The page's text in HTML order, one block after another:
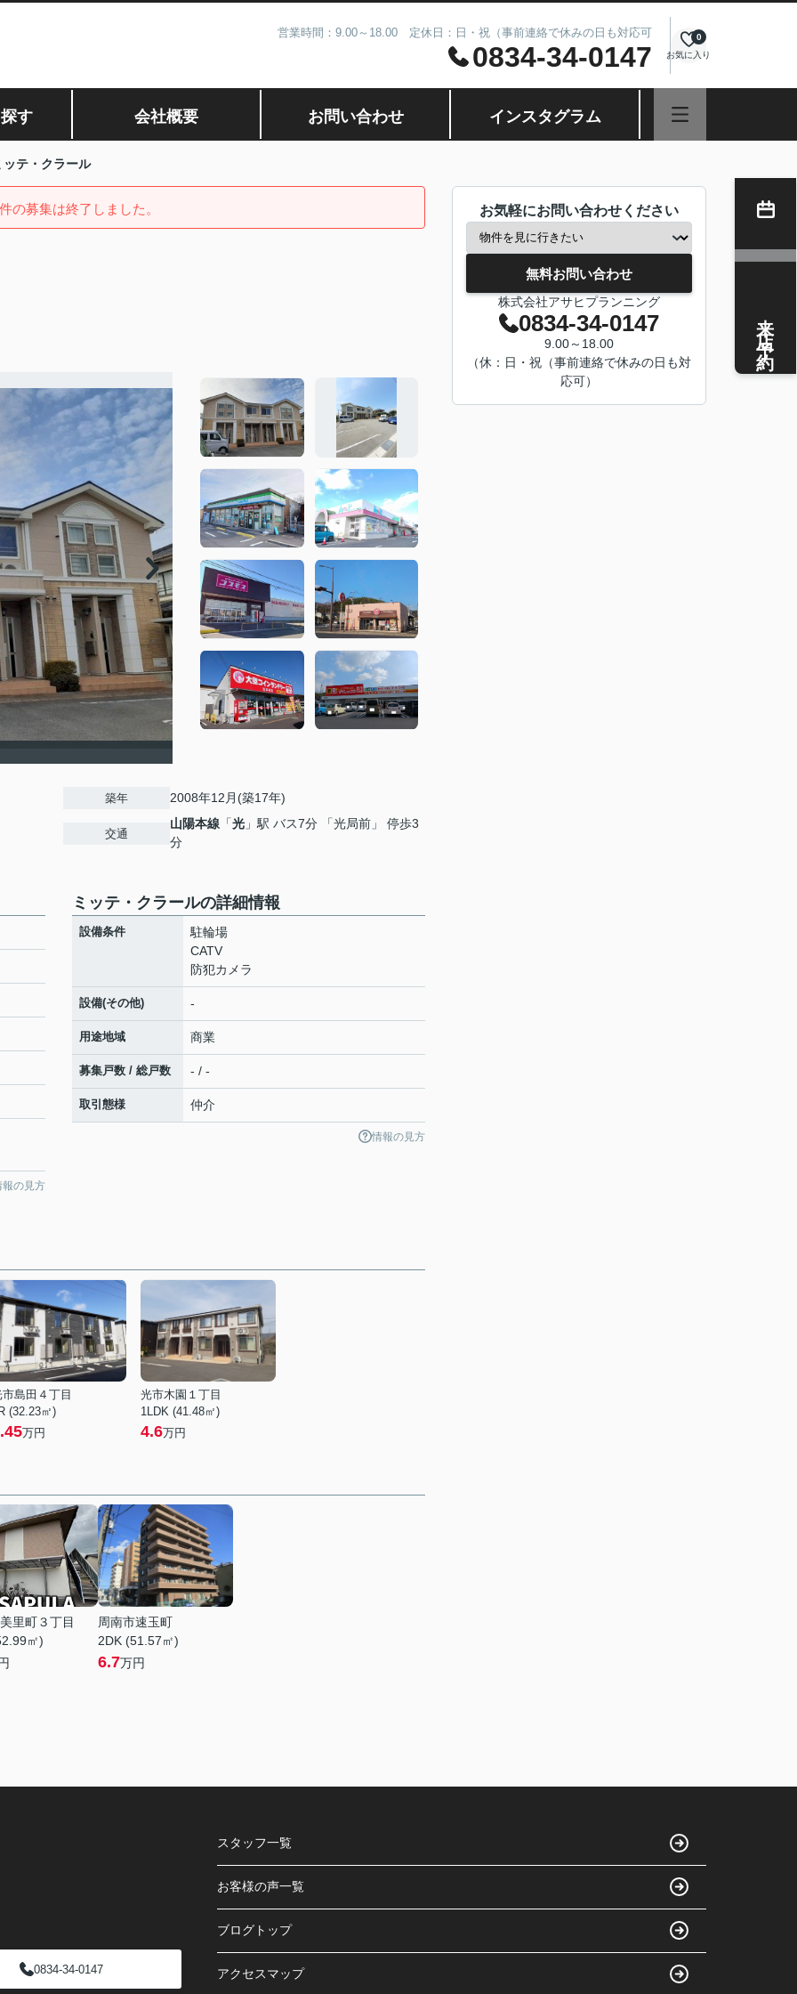
営業時間：9.00～18.00 定休日：日・祝（事前連絡で休みの日も対応可
0834-34-0147 お気に入り
0
す 会社概要 お問い合わせ インスタグラム
ッテ・クラール
の募集は終了しました。
築年 2008年12月(築17年)
交通
山陽本線 「光 」駅 バス7分 「光局前」 停歩3
分
報の見方
ミッテ・クラールの詳細情報
設備条件
駐輪場
CATV
防犯カメラ
設備(その他) -
用途地域 商業
募集戸数 / 総戸数 - / -
取引態様 仲介
情報の見方
市島田４丁目
(32.23㎡)
万円
光市木園１丁目
1LDK (41.48㎡)
4.6万円
里町３丁目
㎡)
周南市速玉町
2DK (51.57㎡)
6.7万円
お気軽にお問い合わせください
無料お問い合わせ
株式会社アサヒプランニング
0834-34-0147
9.00～18.00
（休：日・祝（事前連絡で休みの日も対
応可）
来店予約
0834-34-0147
スタッフ一覧
お客様の声一覧
ブログトップ
アクセスマップ